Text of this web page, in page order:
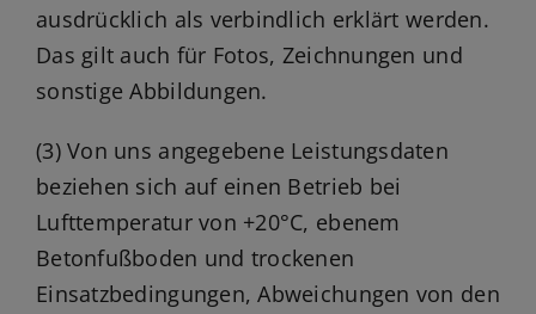
ausdrücklich als verbindlich erklärt werden.
Das gilt auch für Fotos, Zeichnungen und
sonstige Abbildungen.
(3) Von uns angegebene Leistungsdaten
beziehen sich auf einen Betrieb bei
Lufttemperatur von +20°C, ebenem
Betonfußboden und trockenen
Einsatzbedingungen, Abweichungen von den